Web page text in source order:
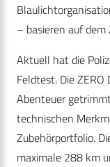
– basieren auf dem
Aktuell hat die
Feldtest. Die
Abenteuer
technischen
Zubehörportfolio.
maximale 288 km